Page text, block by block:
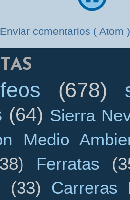
Enviar comentarios ( Atom )
(678)
(64) Sierra
Medio
Ferratas
(33)
Carreras